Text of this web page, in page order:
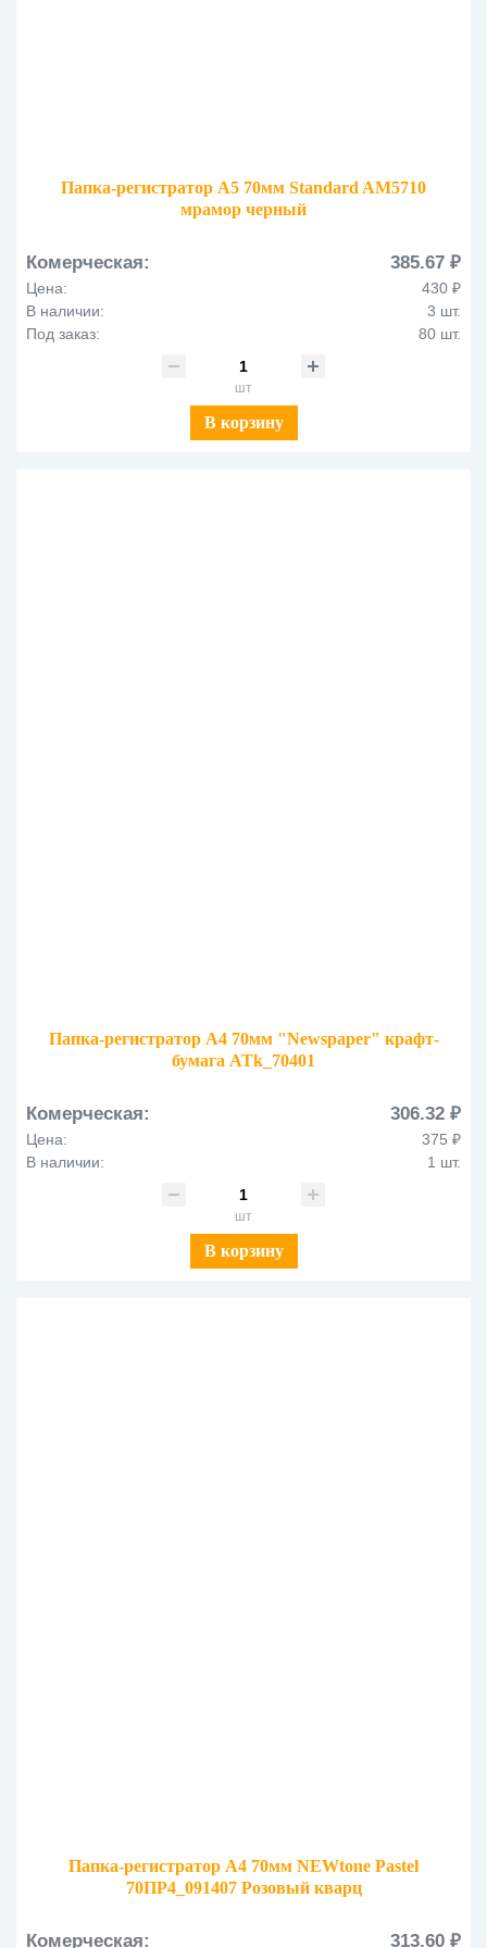
Папка-регистратор А5 70мм Standard AM5710
мрамор черный
Комерческая: 385.67 ₽
Цена:
430 ₽
В наличии:
3 шт.
Под заказ:
80 шт.
шт
В корзину
Папка-регистратор А4 70мм "Newspaper" крафт-
бумага ATk_70401
Комерческая: 306.32 ₽
Цена:
375 ₽
В наличии:
1 шт.
шт
В корзину
Папка-регистратор А4 70мм NEWtone Pastel
70ПР4_091407 Розовый кварц
Комерческая: 313.60 ₽